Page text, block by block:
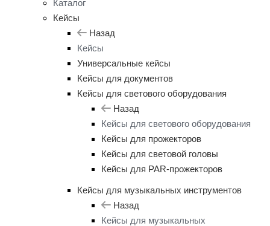
Каталог
Кейсы
Назад
Кейсы
Универсальные кейсы
Кейсы для документов
Кейсы для светового оборудования
Назад
Кейсы для светового оборудования
Кейсы для прожекторов
Кейсы для световой головы
Кейсы для PAR-прожекторов
Кейсы для музыкальных инструментов
Назад
Кейсы для музыкальных